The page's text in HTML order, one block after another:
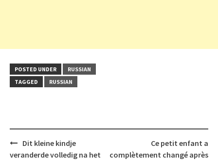
POSTED UNDER
RUSSIAN
TAGGED
RUSSIAN
Post
navigation
Dit kleine kindje
veranderde volledig na het
Ce petit enfant a
complètement changé après